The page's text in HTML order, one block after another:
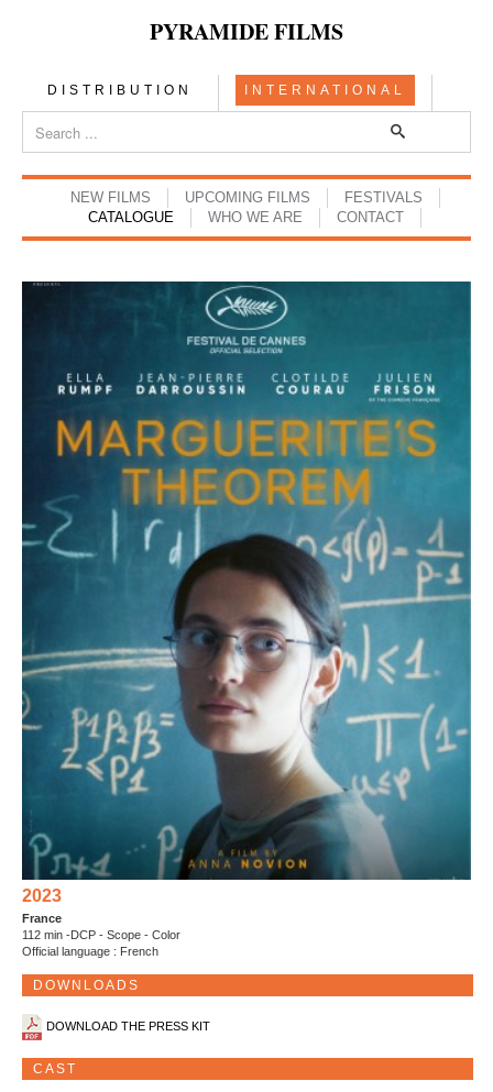
PYRAMIDE FILMS
DISTRIBUTION INTERNATIONAL
NEW FILMS UPCOMING FILMS
FESTIVALS
CATALOGUE
WHO WE ARE CONTACT
2023
France
112 min -DCP - Scope - Color
Official language : French
DOWNLOADS
DOWNLOAD THE PRESS KIT
CAST